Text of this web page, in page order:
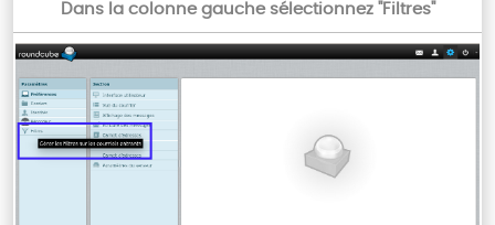
Dans la colonne gauche sélectionnez "Filtres"